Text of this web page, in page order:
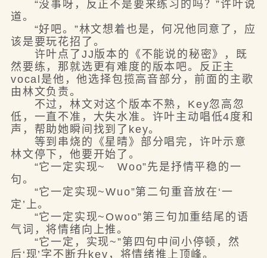
“没事呀，反正不是要来练习的吗？”许叶说
道。
“好吧。”林文想着也是，何况他同意了，应
该是要玩花招了。
许叶点了JJ版本的《不能说的秘密》，既
然要练，那就选更有难度的版本吧。反正主
vocal是他，他选择包揽高音部分，前面的主歌
由林文负责。
不过，林文对这个版本不熟，Key忽高忽
低，一直不准，大失水准。许叶主动唱低4度和
声，帮助她瞬间找到了key。
等到串烧的《星晴》部分唱完，许叶示意
林文停下，他要开始了。
“它一定实现~ Woo”先是抒情平稳的一
句。
“它一定实现~Wuo”第二句重音放在‘一
定’上。
“它一定实现~Owoo”第三句加重结尾的语
气词，将情绪向上推。
“它一定，实现~”第四句中间小停顿，然
后‘现’字不断升key，将情绪推上顶峰。